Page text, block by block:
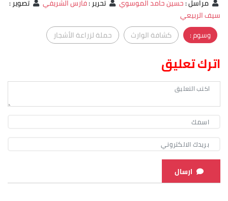
مراسل:حسين حامد الموسوي تحرير:فارس الشريفي تصوير:
سيف الربيعي
وسوم :
كشافة الوارث حملة لزراعة الأشجار
اترك تعليق
ارسال